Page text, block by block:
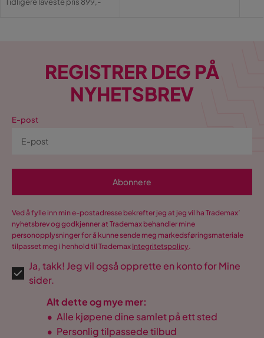
REGISTRER DEG PÅ
NYHETSBREV
E-post
Abonnere
Ved å fylle inn min e-postadresse bekrefter jeg at jeg vil ha Trademax’
nyhetsbrev og godkjenner at Trademax behandler mine
personopplysninger for å kunne sende meg markedsføringsmateriale
tilpasset meg i henhold til Trademax Integritetspolicy.
Ja, takk! Jeg vil også opprette en konto for Mine
sider.
Alt dette og mye mer:
• Alle kjøpene dine samlet på ett sted
• Personlig tilpassede tilbud